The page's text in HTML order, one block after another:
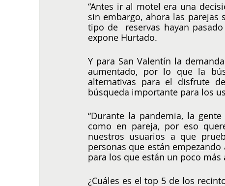
“Antes ir al motel era una
sin embargo, ahora las parejas
tipo de  reservas hayan
expone Hurtado.
Y para San Valentín la
aumentado, por lo que la
alternativas para el disfrute
búsqueda importante para los
“Durante la pandemia, la
como en pareja, por eso
nuestros usuarios a que
personas que están
para los que están un poco más
¿Cuáles es el top 5 de los